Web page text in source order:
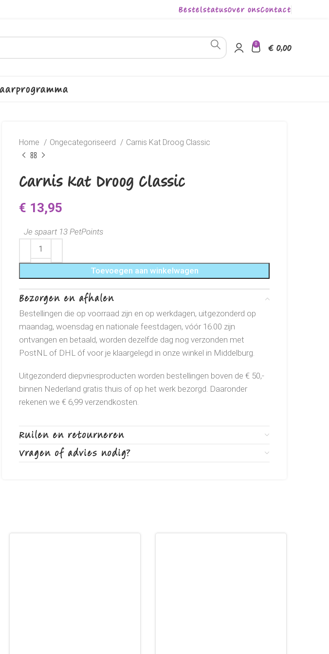
BestelstatusOver onsContact
0 € 0,00
Home Ongecategoriseerd Carnis Kat Droog Classic
Carnis Kat Droog Classic
€ 13,95
Je spaart 13 PetPoints
Toevoegen aan winkelwagen
Bezorgen en afhalen
Bestellingen die op voorraad zijn en op werkdagen, uitgezonderd op
maandag, woensdag en nationale feestdagen, vóór 16.00 zijn
ontvangen en betaald, worden dezelfde dag nog verzonden met
PostNL of DHL óf voor je klaargelegd in onze winkel in Middelburg.
Uitgezonderd diepvriesproducten worden bestellingen boven de € 50,-
binnen Nederland gratis thuis of op het werk bezorgd. Daaronder
rekenen we € 6,99 verzendkosten.
Ruilen en retourneren
Vragen of advies nodig?